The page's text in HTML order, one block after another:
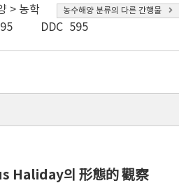
> 농학 농수해양 분류의 다른 간행물
DDC 595
Haliday의 形態的 觀察